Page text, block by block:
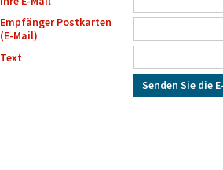
Empfänger Postkarten
(E-Mail)
Text
Senden Sie die